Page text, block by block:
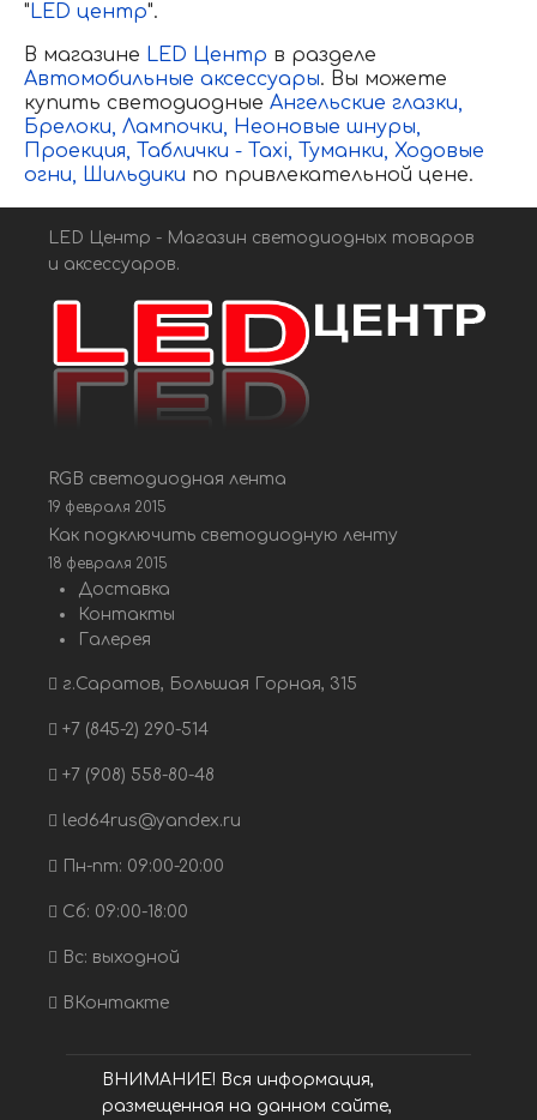
" LED центр".
В магазине LED Центр в разделе
Автомобильные аксессуары. Вы можете
купить светодиодные Ангельские глазки,
Брелоки, Лампочки, Неоновые шнуры,
Проекция, Таблички - Taxi, Туманки, Ходовые
огни, Шильдики по привлекательной цене.
LED Центр - Магазин светодиодных товаров
и аксессуаров.
RGB светодиодная лента
19 февраля 2015
Как подключить светодиодную ленту
18 февраля 2015
Доставка
Контакты
Галерея
г.Саратов, Большая Горная, 315
+7 (845-2) 290-514
+7 (908) 558-80-48
led64rus@yandex.ru
Пн-пт: 09:00-20:00
Сб: 09:00-18:00
Вс: выходной
ВКонтакте
ВНИМАНИЕ! Вся информация,
размещенная на данном сайте,